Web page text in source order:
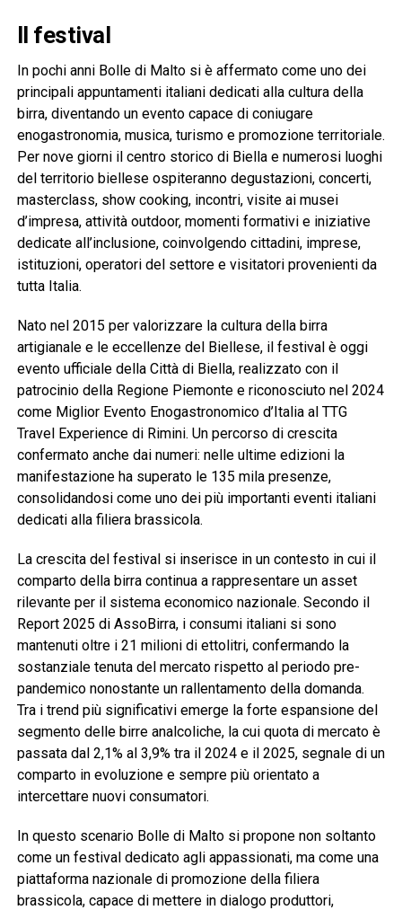
Il festival
In pochi anni Bolle di Malto si è affermato come uno dei
principali appuntamenti italiani dedicati alla cultura della
birra, diventando un evento capace di coniugare
enogastronomia, musica, turismo e promozione territoriale.
Per nove giorni il centro storico di Biella e numerosi luoghi
del territorio biellese ospiteranno degustazioni, concerti,
masterclass, show cooking, incontri, visite ai musei
d’impresa, attività outdoor, momenti formativi e iniziative
dedicate all’inclusione, coinvolgendo cittadini, imprese,
istituzioni, operatori del settore e visitatori provenienti da
tutta Italia.
Nato nel 2015 per valorizzare la cultura della birra
artigianale e le eccellenze del Biellese, il festival è oggi
evento ufficiale della Città di Biella, realizzato con il
patrocinio della Regione Piemonte e riconosciuto nel 2024
come Miglior Evento Enogastronomico d’Italia al TTG
Travel Experience di Rimini. Un percorso di crescita
confermato anche dai numeri: nelle ultime edizioni la
manifestazione ha superato le 135 mila presenze,
consolidandosi come uno dei più importanti eventi italiani
dedicati alla filiera brassicola.
La crescita del festival si inserisce in un contesto in cui il
comparto della birra continua a rappresentare un asset
rilevante per il sistema economico nazionale. Secondo il
Report 2025 di AssoBirra, i consumi italiani si sono
mantenuti oltre i 21 milioni di ettolitri, confermando la
sostanziale tenuta del mercato rispetto al periodo pre-
pandemico nonostante un rallentamento della domanda.
Tra i trend più significativi emerge la forte espansione del
segmento delle birre analcoliche, la cui quota di mercato è
passata dal 2,1% al 3,9% tra il 2024 e il 2025, segnale di un
comparto in evoluzione e sempre più orientato a
intercettare nuovi consumatori.
In questo scenario Bolle di Malto si propone non soltanto
come un festival dedicato agli appassionati, ma come una
piattaforma nazionale di promozione della filiera
brassicola, capace di mettere in dialogo produttori,